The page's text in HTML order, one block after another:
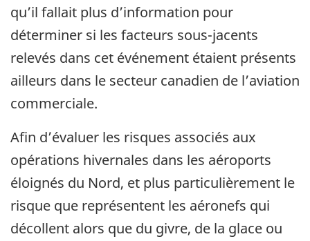
qu’il fallait plus d’information pour
déterminer si les facteurs sous-jacents
relevés dans cet événement étaient présents
ailleurs dans le secteur canadien de l’aviation
commerciale.
Afin d’évaluer les risques associés aux
opérations hivernales dans les aéroports
éloignés du Nord, et plus particulièrement le
risque que représentent les aéronefs qui
décollent alors que du givre, de la glace ou